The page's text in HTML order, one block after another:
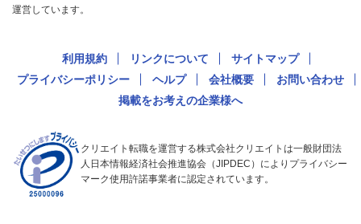
運営しています。
利用規約 リンクについて
サイトマップ
プライバシーポリシー
ヘルプ 会社概要
お問い合わせ
掲載をお考えの企業様へ
クリエイト転職を運営する株式会社クリエイトは一般財団法
人日本情報経済社会推進協会（JIPDEC）によりプライバシー
マーク使用許諾事業者に認定されています。